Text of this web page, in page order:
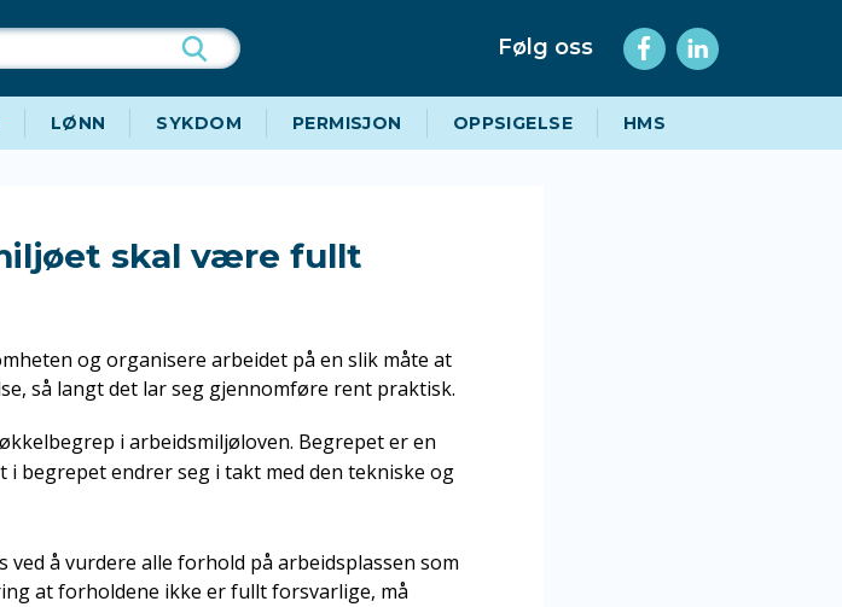
Følg oss
LØNN SYKDOM PERMISJON OPPSIGELSE HMS
skal være fullt
og organisere arbeidet på en slik måte at
så langt det lar seg gjennomføre rent praktisk.
i arbeidsmiljøloven. Begrepet er en
begrepet endrer seg i takt med den tekniske og
å vurdere alle forhold på arbeidsplassen som
at forholdene ikke er fullt forsvarlige, må